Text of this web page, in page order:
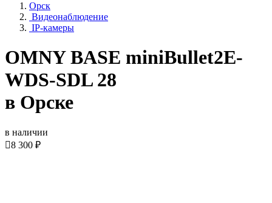
Орск
Видеонаблюдение
IP-камеры
OMNY BASE miniBullet2E-
WDS-SDL 28
в Орске
в наличии
8 300 ₽